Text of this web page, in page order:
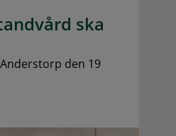
ska
den 19